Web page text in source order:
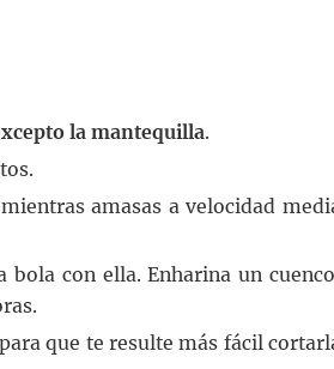
la mantequilla.
amasas a velocidad
con ella. Enharina un
que te resulte más fácil